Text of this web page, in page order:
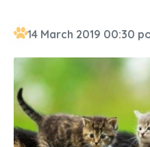
14 March 2019 00:30